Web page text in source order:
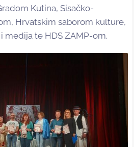
Kutina, Sisačko-
Hrvatskim saborom kulture,
medija te HDS ZAMP-om.